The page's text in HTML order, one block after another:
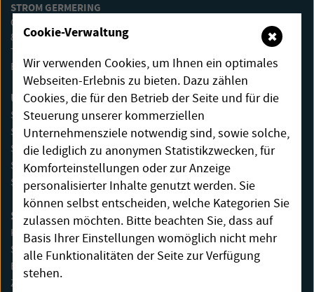
STROM GERMERING
OTTO-WAGNER-STR. 20
82110 GERMERING
TELEFON: +49 89 500 599 – 44
E-MAIL:KUNDENSERVICE@STROM-GERMERING.DE
UNSER STROM
STROM PRIVAT EXTRA
STROM THERMO
STROM LADESTATION
STROM GRUNDVERSORGUNG
STROM-MIX
SERVICE
KUNDENPORTAL
STÖRUNG
EINZUG/AUSZUG
ZÄHLERSTANDSMELDUNG
Cookie-Verwaltung
Wir verwenden Cookies, um Ihnen ein optimales
Webseiten-Erlebnis zu bieten. Dazu zählen
Cookies, die für den Betrieb der Seite und für die
Steuerung unserer kommerziellen
Unternehmensziele notwendig sind, sowie solche,
die lediglich zu anonymen Statistikzwecken, für
Komforteinstellungen oder zur Anzeige
personalisierter Inhalte genutzt werden. Sie
können selbst entscheiden, welche Kategorien Sie
zulassen möchten. Bitte beachten Sie, dass auf
Basis Ihrer Einstellungen womöglich nicht mehr
alle Funktionalitäten der Seite zur Verfügung
stehen.
✖